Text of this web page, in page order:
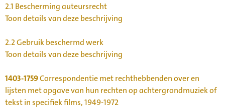
2.1 Bescherming auteursrecht
Toon details van deze beschrijving
2.2Gebruik beschermd werk
Toon details van deze beschrijving
1403-1759Correspondentie met rechthebbenden over en
lijsten met opgave van hun rechten op achtergrondmuziek of
tekst in specifiek films, 1949-1972